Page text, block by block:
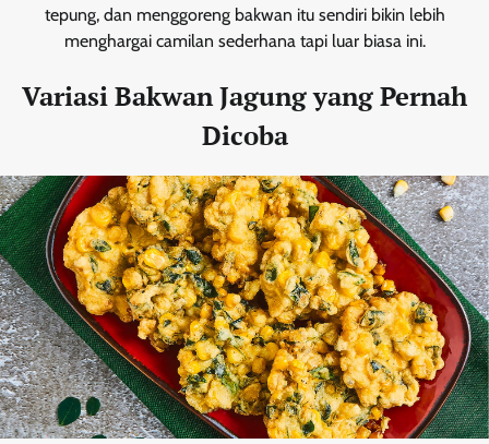
tepung, dan menggoreng bakwan itu sendiri bikin lebih
menghargai camilan sederhana tapi luar biasa ini.
Variasi Bakwan Jagung yang Pernah
Dicoba